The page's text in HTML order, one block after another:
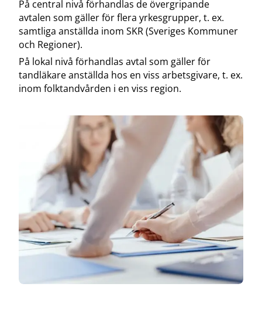
På central nivå förhandlas de övergripande
avtalen som gäller för flera yrkesgrupper, t. ex.
samtliga anställda inom SKR (Sveriges Kommuner
och Regioner).
På lokal nivå förhandlas avtal som gäller för
tandläkare anställda hos en viss arbetsgivare, t. ex.
inom folktandvården i en viss region.